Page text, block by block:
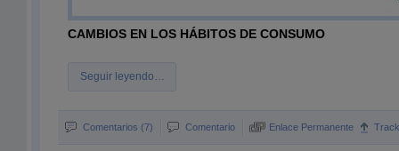
CAMBIOS EN LOS HÁBITOS DE CONSUMO
Seguir leyendo…
Comentarios (7) Comentario Enlace Permanente